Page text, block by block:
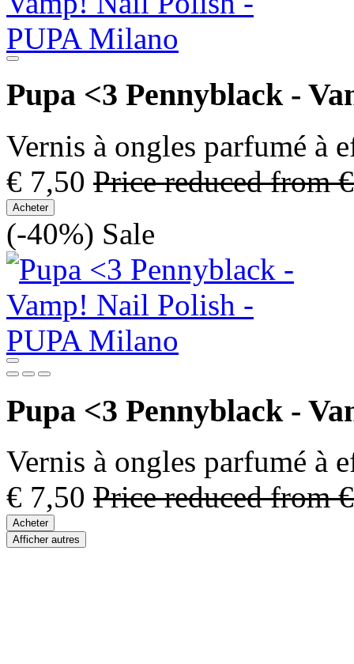
Pupa <3 Pennyblack -
Vernis à ongles parfumé à
€ 7,50 Price reduced from
Acheter
(-40%) Sale
Pupa <3 Pennyblack -
Vernis à ongles parfumé à
€ 7,50 Price reduced from
Acheter
Afficher autres